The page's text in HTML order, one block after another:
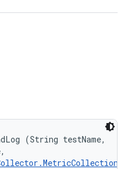
(String testName,